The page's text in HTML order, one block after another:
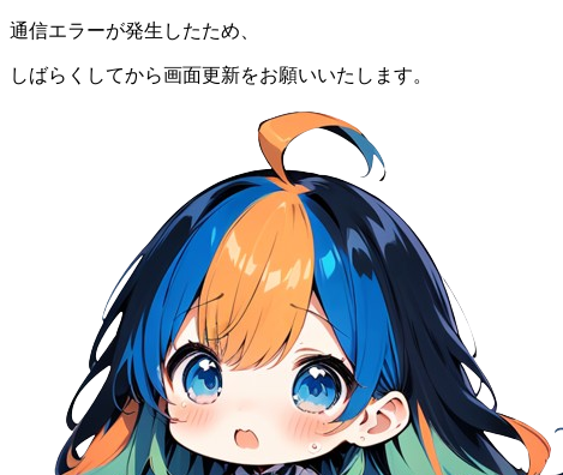
通信エラーが発生したため、
しばらくしてから画面更新をお願いいたします。